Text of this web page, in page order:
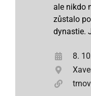
ale nikdo
zůstalo
dynastie.
8.